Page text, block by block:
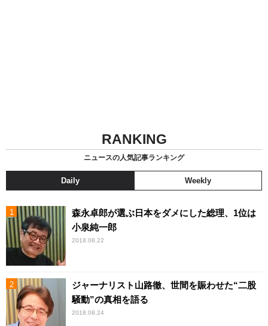
RANKING
ニュースの人気記事ランキング
Daily Weekly
森永卓郎が選ぶ日本をダメにした総理、1位は
小泉純一郎
2018.08.22
ジャーナリスト山路徹、世間を賑わせた“二股
騒動”の真相を語る
2018.08.24